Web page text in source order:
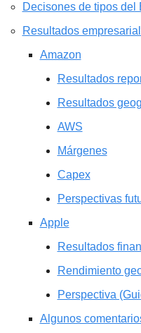
Decisones de tipos del
Resultados
Amazon
Resultados
Resultados
AWS
Márgenes
Capex
Perspectivas
Apple
Resultados
Rendimiento
Perspectiva
Algunos